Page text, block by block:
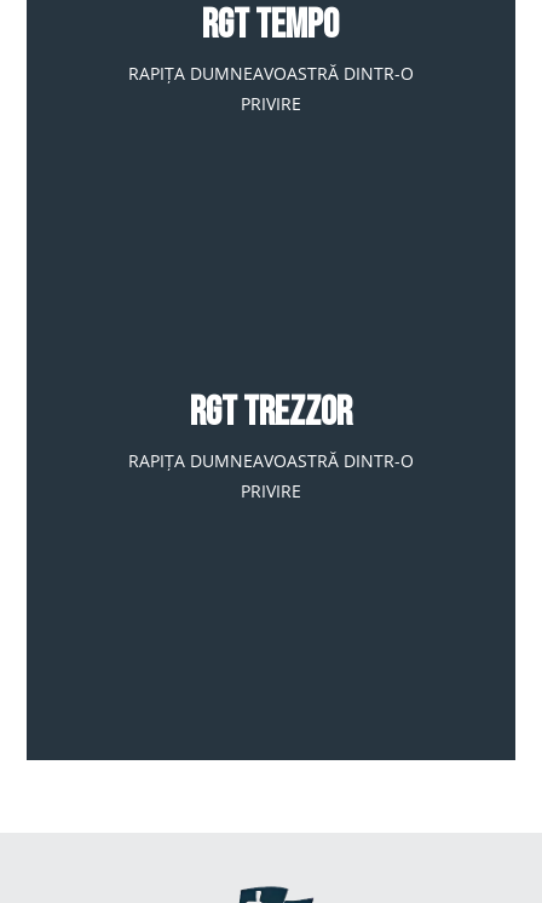
RGT TEMPO
RAPIȚA DUMNEAVOASTRĂ DINTR-O
PRIVIRE
RGT TREZZOR
RAPIȚA DUMNEAVOASTRĂ DINTR-O
PRIVIRE